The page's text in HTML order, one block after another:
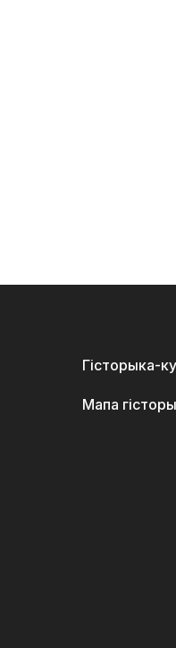
Гісторыка-
Мапа